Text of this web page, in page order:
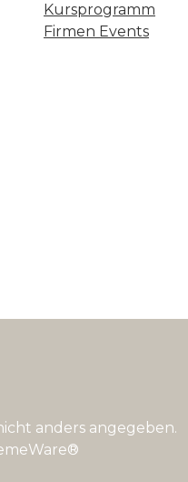
Kursprogramm
Firmen Events
anders angegeben.